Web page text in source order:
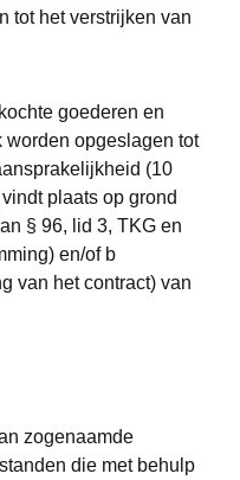
tot het verstrijken van
goederen en
opgeslagen tot
(10
plaats op grond
§ 96, lid 3, TKG en
en/of b
van het contract) van
zogenaamde
die met behulp